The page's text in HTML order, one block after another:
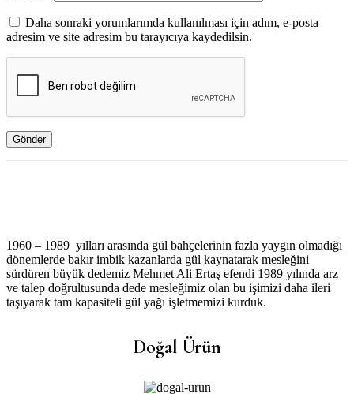
Daha sonraki yorumlarımda kullanılması için adım, e-posta
adresim ve site adresim bu tarayıcıya kaydedilsin.
1960 – 1989 yılları arasında gül bahçelerinin fazla yaygın olmadığı
dönemlerde bakır imbik kazanlarda gül kaynatarak mesleğini
sürdüren büyük dedemiz Mehmet Ali Ertaş efendi 1989 yılında arz
ve talep doğrultusunda dede mesleğimiz olan bu işimizi daha ileri
taşıyarak tam kapasiteli gül yağı işletmemizi kurduk.
Doğal Ürün